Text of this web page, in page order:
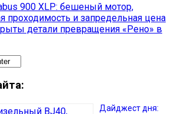
900 XLP: бешеный мотор,
проходимость и запредельная цена
детали превращения «Рено» в
Дайджест дня: